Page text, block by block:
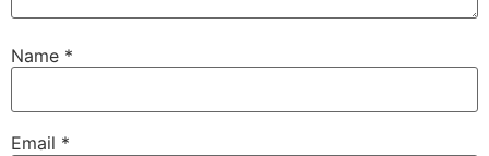
Name *
Email *